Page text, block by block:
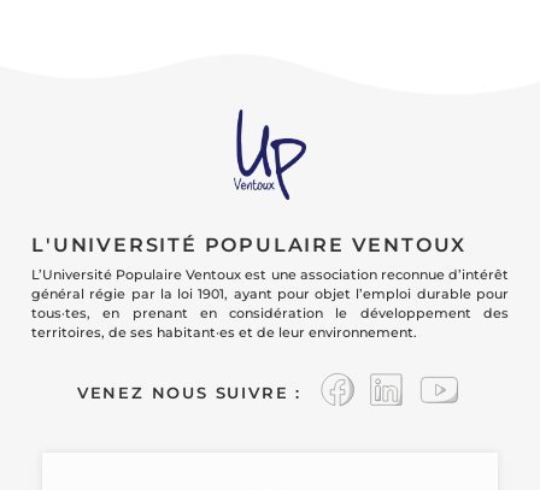
L'UNIVERSITÉ POPULAIRE VENTOUX
L’Université Populaire Ventoux est une association reconnue d’intérêt
général régie par la loi 1901, ayant pour objet l’emploi durable pour
tous·tes, en prenant en considération le développement des
territoires, de ses habitant·es et de leur environnement.
VENEZ NOUS SUIVRE :